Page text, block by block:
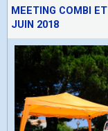
MEETING COMBI
JUIN 2018